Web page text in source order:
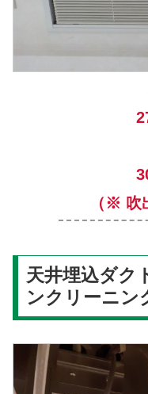
（※ 吹
天井埋込ダク
ンクリーニン